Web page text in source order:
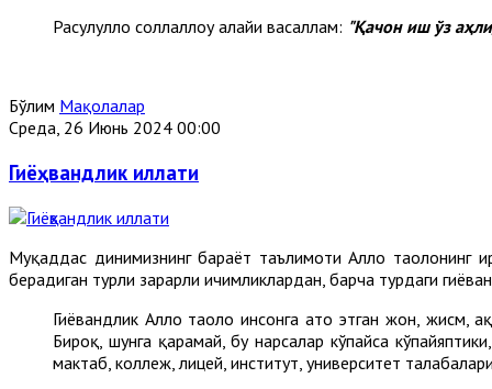
Расулуллоҳ соллаллоҳу алайҳи васаллам: "Қачон иш ўз
Бўлим Мақолалар
Среда, 26 Июнь 2024 00:00
Гиёҳвандлик иллати
Муқаддас динимизнинг барҳаёт таълимоти Аллоҳ таолонинг
берадиган турли зарарли ичимликлардан, барча турдаги
Гиёҳвандлик Аллоҳ таолo инсонга ато этган жон, жисм,
Бироқ, шунга қарамай, бу нарсалар кўпайса
мактаб, коллеж, лицей, институт, университет